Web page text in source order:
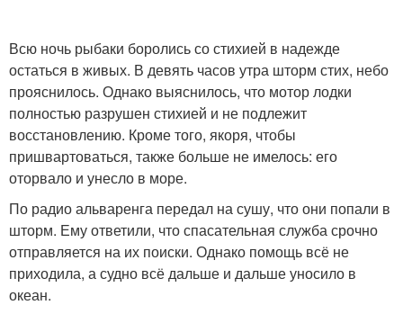
Всю ночь рыбаки боролись со стихией в надежде
остаться в живых. В девять часов утра шторм стих, небо
прояснилось. Однако выяснилось, что мотор лодки
полностью разрушен стихией и не подлежит
восстановлению. Кроме того, якоря, чтобы
пришвартоваться, также больше не имелось: его
оторвало и унесло в море.
По радио альваренга передал на сушу, что они попали в
шторм. Ему ответили, что спасательная служба срочно
отправляется на их поиски. Однако помощь всё не
приходила, а судно всё дальше и дальше уносило в
океан.